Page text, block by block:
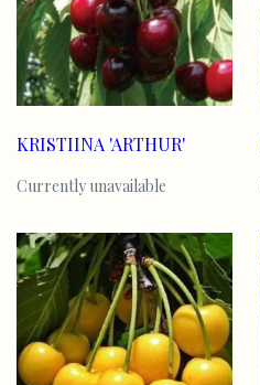
KRISTIINA 'ARTHUR'
Currently unavailable